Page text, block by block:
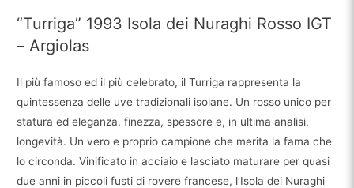
dei
Nuraghi
IGT
-
Argiolas
quantità
“Turriga” 1993 Isola dei Nuraghi Rosso IGT
– Argiolas
Il più famoso ed il più celebrato, il Turriga rappresenta la
quintessenza delle uve tradizionali isolane. Un rosso unico per
statura ed eleganza, finezza, spessore e, in ultima analisi,
longevità. Un vero e proprio campione che merita la fama che
lo circonda. Vinificato in acciaio e lasciato maturare per quasi
due anni in piccoli fusti di rovere francese, l’Isola dei Nuraghi